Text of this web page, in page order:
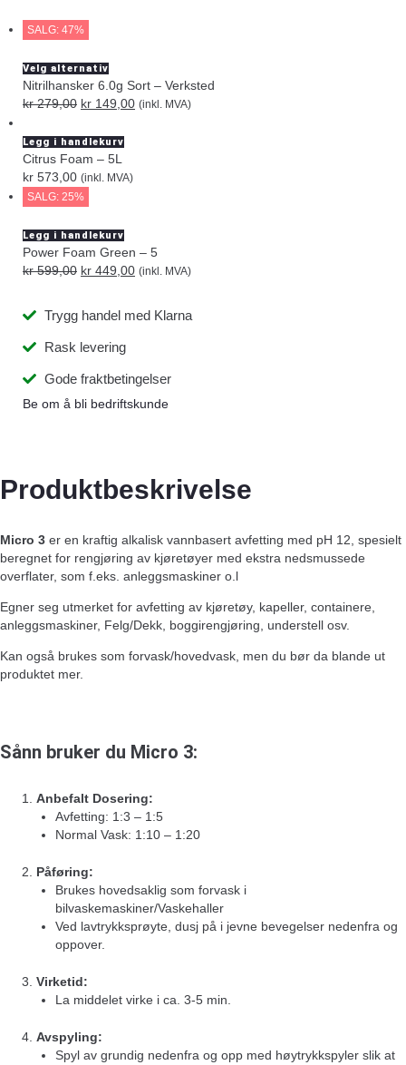
SALG: 47%
Velg alternativ
Nitrilhansker 6.0g Sort – Verksted
kr279,00 kr 149,00 (inkl. MVA)
Legg i handlekurv
Citrus Foam – 5L
kr 573,00 (inkl. MVA)
SALG: 25%
Legg i handlekurv
Power Foam Green – 5
kr599,00 kr 449,00 (inkl. MVA)
Trygg handel med Klarna
Rask levering
Gode fraktbetingelser
Be om å bli bedriftskunde
Produktbeskrivelse
Micro 3 er en kraftig alkalisk vannbasert avfetting med pH 12, spesielt
beregnet for rengjøring av kjøretøyer med ekstra nedsmussede
overflater, som f.eks. anleggsmaskiner o.l
Egner seg utmerket for avfetting av kjøretøy, kapeller, containere,
anleggsmaskiner, Felg/Dekk, boggirengjøring, understell osv.
Kan også brukes som forvask/hovedvask, men du bør da blande ut
produktet mer.
Sånn bruker du Micro 3:
Anbefalt Dosering:
Avfetting: 1:3 – 1:5
Normal Vask: 1:10 – 1:20
Påføring:
Brukes hovedsaklig som forvask i
bilvaskemaskiner/Vaskehaller
Ved lavtrykksprøyte, dusj på i jevne bevegelser nedenfra og
oppover.
Virketid:
La middelet virke i ca. 3-5 min.
Avspyling:
Spyl av grundig nedenfra og opp med høytrykkspyler slik at